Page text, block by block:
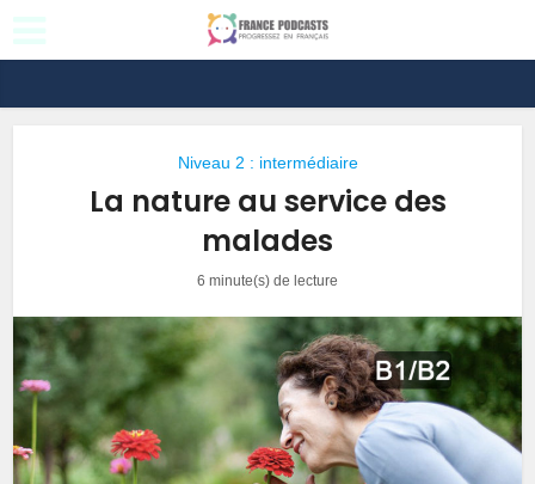
Niveau 2 : intermédiaire
La nature au service des
malades
6 minute(s) de lecture